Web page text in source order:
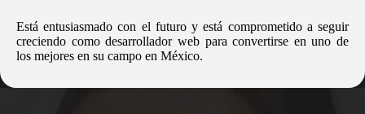
Está entusiasmado con el futuro y está comprometido a seguir
creciendo como desarrollador web para convertirse en uno de
los mejores en su campo en México.